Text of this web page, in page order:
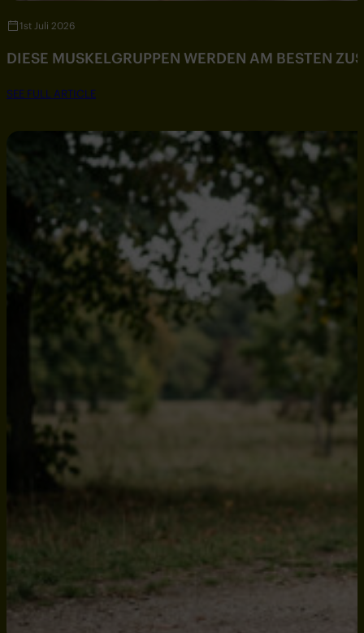
1st Juli 2026
DIESE MUSKELGRUPPEN WERDEN AM BESTEN
SEE FULL ARTICLE